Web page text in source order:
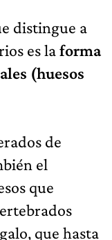
distingue a
es laforma
(huesos
de
el
que
que hasta